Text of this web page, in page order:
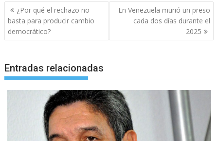
Navegación
de
entradas
¿Por qué el rechazo no
basta para producir cambio
democrático?
En Venezuela murió un preso
cada dos días durante el
2025
Entradas relacionadas